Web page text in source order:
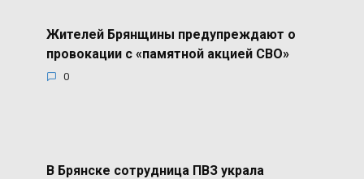
Жителей Брянщины предупреждают о
провокации с «памятной акцией СВО»
0
В Брянске сотрудница ПВЗ украла